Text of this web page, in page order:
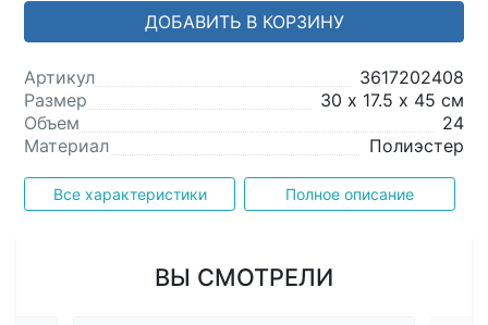
ДОБАВИТЬ В КОРЗИНУ
Артикул
3617202408
Размер
30 х 17.5 х 45 см
Объем
24
Материал
Полиэстер
Все характеристики Полное описание
ВЫ СМОТРЕЛИ